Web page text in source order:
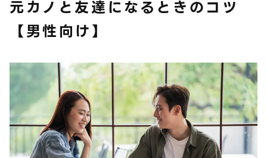
元カノと友達になるときのコツ
【男性向け】